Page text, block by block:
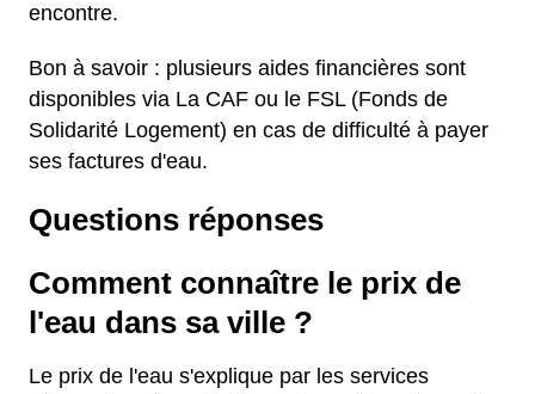
encontre.
Bon à savoir : plusieurs aides financières sont
disponibles via La CAF ou le FSL (Fonds de
Solidarité Logement) en cas de difficulté à payer
ses factures d'eau.
Questions réponses
Comment connaître le prix de
l'eau dans sa ville ?
Le prix de l'eau s'explique par les services